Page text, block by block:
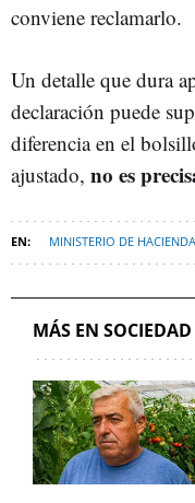
conviene reclamarlo.
Un detalle que dura
declaración puede
diferencia en el
ajustado, no es
MINISTERIO DE
MÁS EN SOCIEDAD